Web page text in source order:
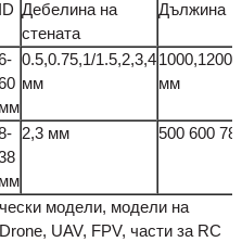
ID Дебелина на
стената
Дължина
мм
0.5,0.75,1/1.5,2,3,4
мм
мм
мм
2,3 мм 500 600
модели, модели на
UAV, FPV, части за RC